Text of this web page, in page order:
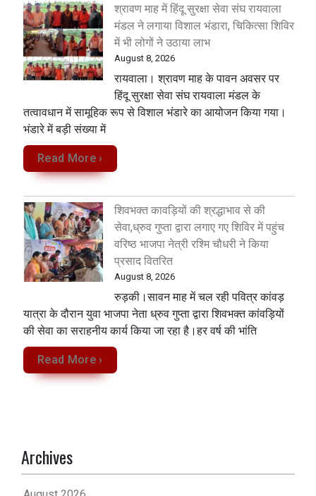
श्रावण माह में हिंदू सुरक्षा सेवा संघ रायवाला
मंडल ने लगाया विशाल भंडारा, चिकित्सा शिविर
में भी लोगों ने उठाया लाभ
August 8, 2026
रायवाला। श्रावण माह के पावन अवसर पर
हिंदू सुरक्षा सेवा संघ रायवाला मंडल के
तत्वावधान में सामूहिक रूप से विशाल भंडारे का आयोजन किया गया।
भंडारे में बड़ी संख्या में
Read More ›
शिवभक्त कावड़ियों की श्रद्धाभाव से की
सेवा,ध्रुव गुप्ता द्वारा लगाए गए शिविर में पहुंच
वरिष्ठ भाजपा नेत्री रश्मि चौधरी ने किया
प्रसाद वितरित
August 8, 2026
रुड़की।सावन माह में चल रही पवित्र कांवड़
यात्रा के दौरान युवा भाजपा नेता ध्रुव गुप्ता द्वारा शिवभक्त कांवड़ियों
की सेवा का सराहनीय कार्य किया जा रहा है।हर वर्ष की भांति
Read More ›
Archives